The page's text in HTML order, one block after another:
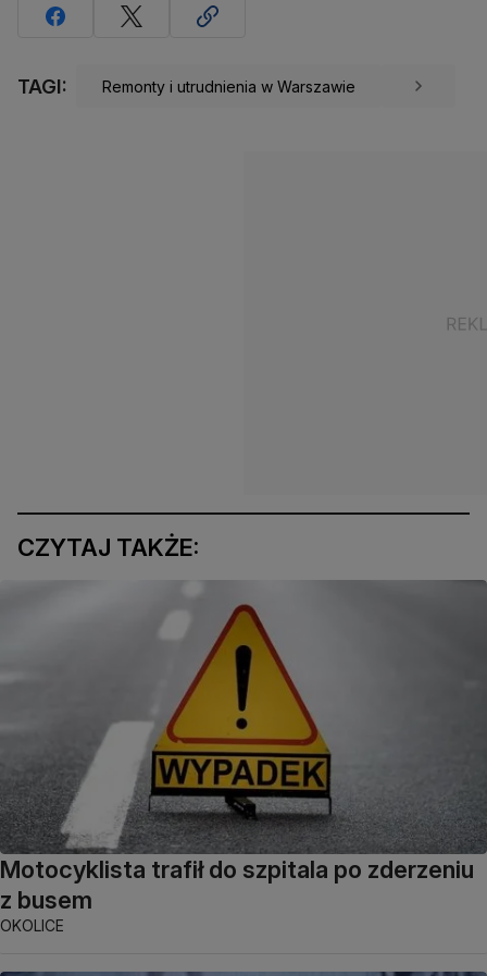
TAGI: Remonty i utrudnienia w Warszawie
CZYTAJ TAKŻE:
Motocyklista trafił do szpitala po zderzeniu
z busem
OKOLICE